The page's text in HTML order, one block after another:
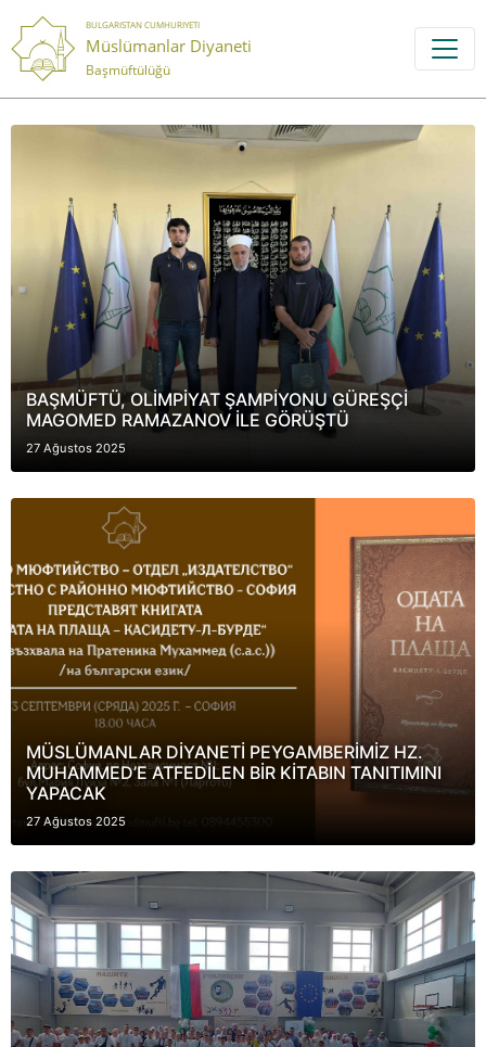
BULGARISTAN CUMHURIYETI
Müslümanlar Diyaneti
Başmüftülüğü
BAŞMÜFTÜ, OLİMPİYAT ŞAMPİYONU GÜREŞÇİ
MAGOMED RAMAZANOV İLE GÖRÜŞTÜ
27 Ağustos 2025
MÜSLÜMANLAR DİYANETİ PEYGAMBERİMİZ HZ.
MUHAMMED’E ATFEDİLEN BİR KİTABIN TANITIMINI
YAPACAK
27 Ağustos 2025